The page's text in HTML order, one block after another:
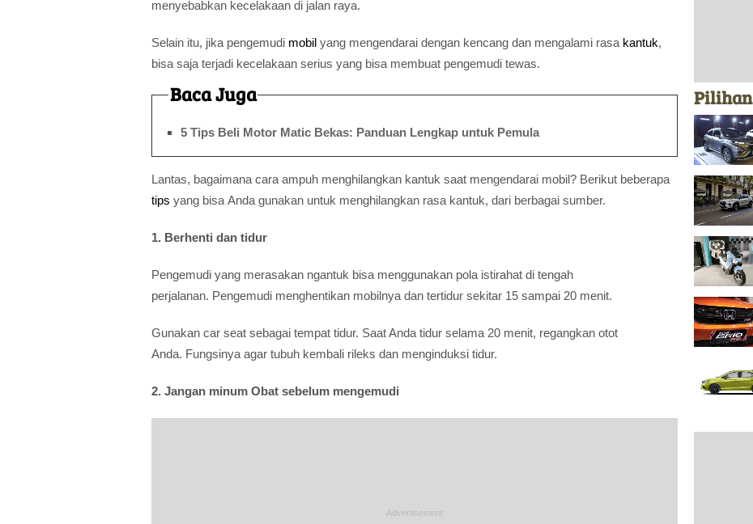
menyebabkan kecelakaan di jalan raya.
Selain itu, jika pengemudi mobil yang mengendarai dengan kencang dan mengalami rasa kantuk,
bisa saja terjadi kecelakaan serius yang bisa membuat pengemudi tewas.
Baca Juga
5 Tips Beli Motor Matic Bekas: Panduan Lengkap untuk Pemula
Lantas, bagaimana cara ampuh menghilangkan kantuk saat mengendarai mobil? Berikut beberapa
tips yang bisa Anda gunakan untuk menghilangkan rasa kantuk, dari berbagai sumber.
1. Berhenti dan tidur
Pengemudi yang merasakan ngantuk bisa menggunakan pola istirahat di tengah
perjalanan. Pengemudi menghentikan mobilnya dan tertidur sekitar 15 sampai 20 menit.
Gunakan car seat sebagai tempat tidur. Saat Anda tidur selama 20 menit, regangkan otot
Anda. Fungsinya agar tubuh kembali rileks dan menginduksi tidur.
2. Jangan minum Obat sebelum mengemudi
Pilihan